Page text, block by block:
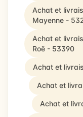
Achat et
Mayenne -
Achat et
Roë - 53390
Achat et
Achat et
Achat et